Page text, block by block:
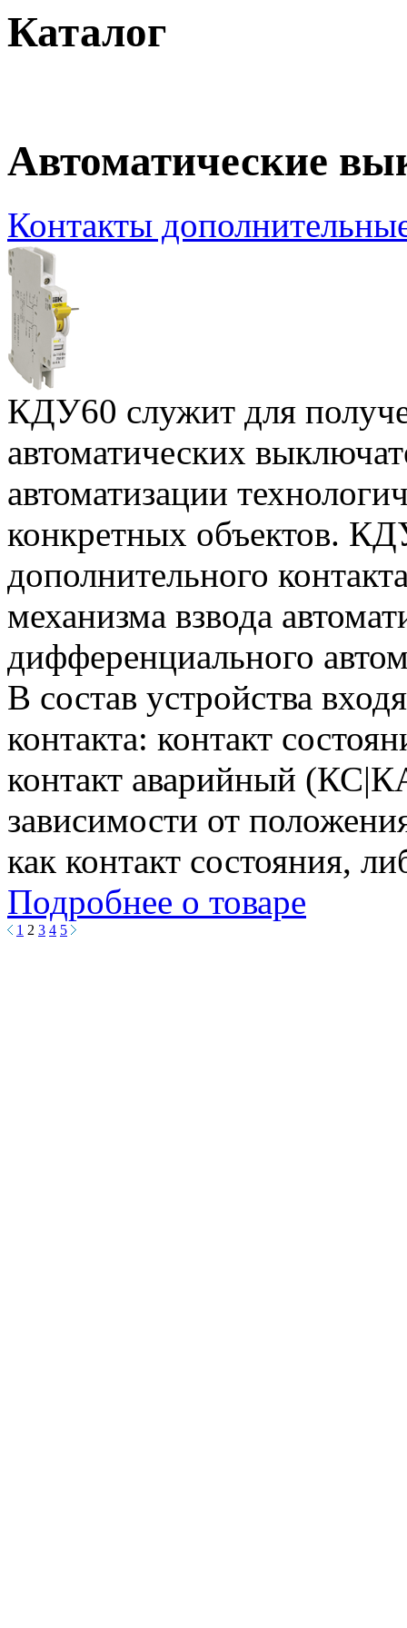
Каталог
Автоматические
Контакты
КДУ60 служит для
автоматических
автоматизации
конкретных объектов.
дополнительного
механизма взвода
дифференциального
В состав устройства
контакта: контакт
контакт аварийный
зависимости от
как контакт состояния,
Подробнее о товаре
1 2 3 4 5